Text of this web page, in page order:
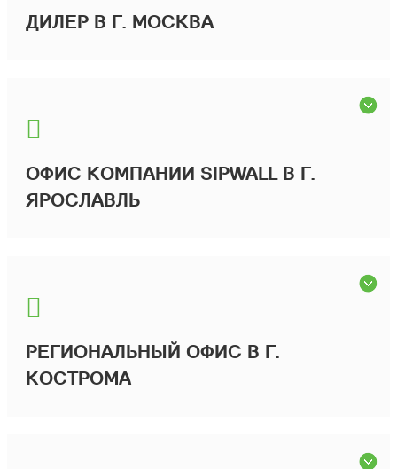
ДИЛЕР В Г. МОСКВА
ОФИС КОМПАНИИ SIPWALL В Г.
ЯРОСЛАВЛЬ
РЕГИОНАЛЬНЫЙ ОФИС В Г.
КОСТРОМА